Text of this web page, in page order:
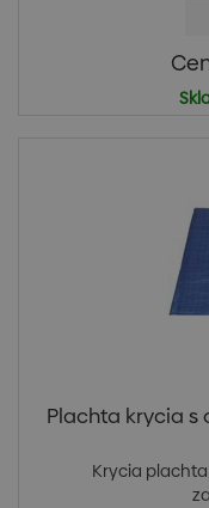
Plachta krycia s
Krycia plachta